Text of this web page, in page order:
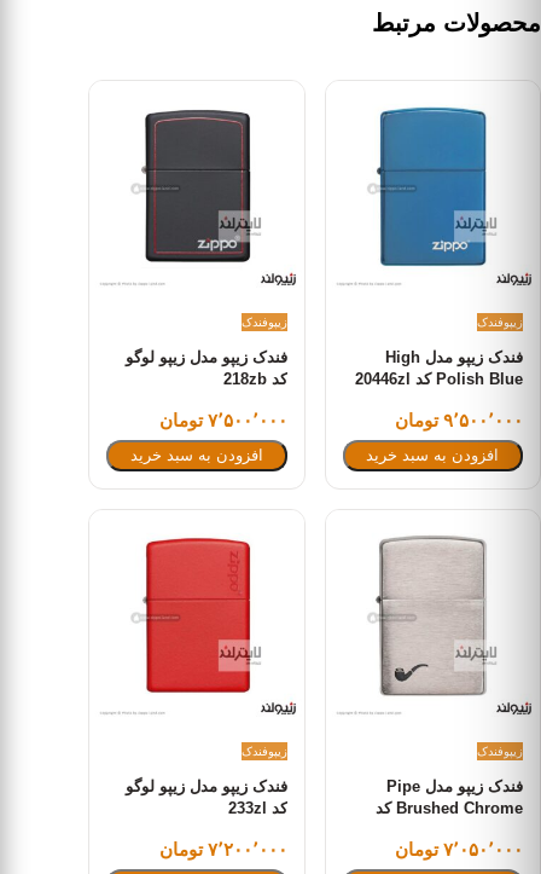
محصولات مرتبط
زیپوفندک
فندک زیپو مدل High
Polish Blue کد 20446zl
۹٬۵۰۰٬۰۰۰ تومان
افزودن به سبد خرید
زیپوفندک
فندک زیپو مدل زیپو لوگو
کد 218zb
۷٬۵۰۰٬۰۰۰ تومان
افزودن به سبد خرید
زیپوفندک
فندک زیپو مدل Pipe
Brushed Chrome کد
۷٬۰۵۰٬۰۰۰ تومان
زیپوفندک
فندک زیپو مدل زیپو لوگو
کد 233zl
۷٬۲۰۰٬۰۰۰ تومان